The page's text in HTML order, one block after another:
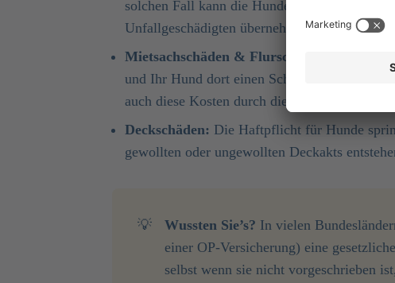
solchen Fall kann die Hundehaftpflicht den
Unfallgeschädigten übernehmen.
Mietsachschäden & Flurschäden:
Wenn
und Ihr Hund dort einen Schaden verursacht,
auch diese Kosten durch die
Deckschäden: Die Haftpflicht für Hunde
gewollten oder ungewollten Deckakts
💡 Wussten Sie’s? In vielen
einer OP-Versicherung) eine gesetzliche
selbst wenn sie nicht vorgeschrieben